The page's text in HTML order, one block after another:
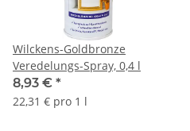
Wilckens-Goldbronze
Veredelungs-Spray, 0,4 l
8,93 € *
22,31 € pro 1 l